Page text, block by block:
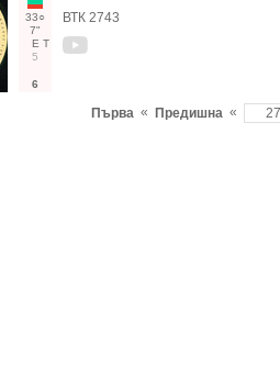
33○
7"
Е Т
5
6
ВТК 2743
Първа « Предишна «